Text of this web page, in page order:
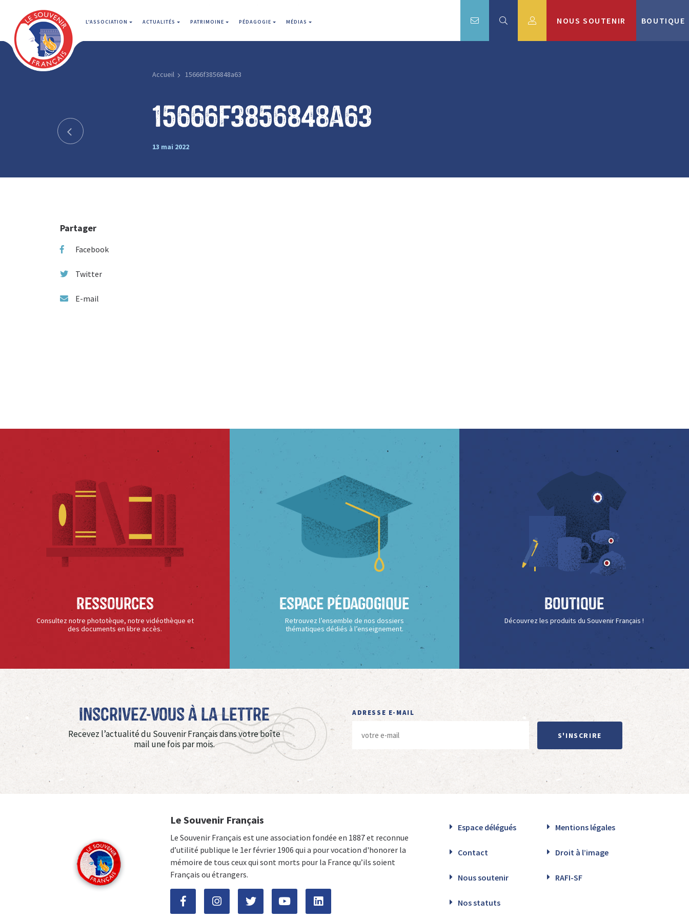
L'ASSOCIATION ACTUALITÉS PATRIMOINE PÉDAGOGIE MÉDIAS NOUS SOUTENIR BOUTIQUE
Accueil 15666f3856848a63
15666f3856848a63
13 mai 2022
Partager
Facebook
Twitter
E-mail
Ressources
Consultez notre phototèque, notre vidéothèque et
des documents en libre accès.
Espace Pédagogique
Retrouvez l’ensemble de nos dossiers
thématiques dédiés à l’enseignement.
Boutique
Découvrez les produits du Souvenir Français !
Inscrivez-vous à La Lettre
Recevez l’actualité du Souvenir Français dans votre boîte
mail une fois par mois.
ADRESSE E-MAIL
S'INSCRIRE
Le Souvenir Français
Le Souvenir Français est une association fondée en 1887 et reconnue
d’utilité publique le 1er février 1906 qui a pour vocation d'honorer la
mémoire de tous ceux qui sont morts pour la France qu’ils soient
Français ou étrangers.
Espace délégués Mentions légales
Contact Droit à l’image
Nous soutenir RAFI-SF
Nos statuts